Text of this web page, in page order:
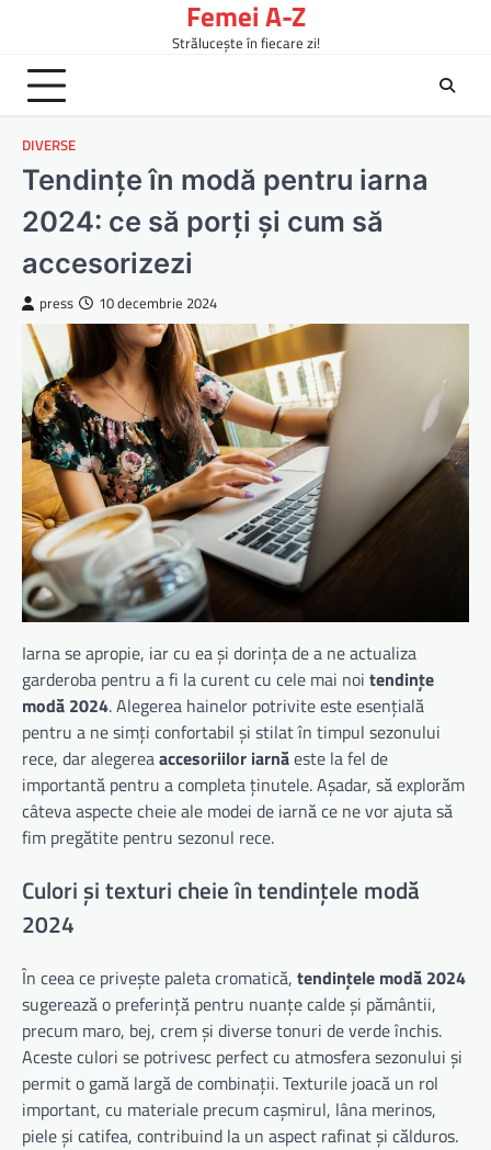
content
Femei A-Z
Strălucește în fiecare zi!
DIVERSE
Tendințe în modă pentru iarna
2024: ce să porți și cum să
accesorizezi
press 10 decembrie 2024
Iarna se apropie, iar cu ea și dorința de a ne actualiza
garderoba pentru a fi la curent cu cele mai noi tendințe
modă 2024. Alegerea hainelor potrivite este esențială
pentru a ne simți confortabil și stilat în timpul sezonului
rece, dar alegereaaccesoriilor iarnăeste la fel de
importantă pentru a completa ținutele. Așadar, să explorăm
câteva aspecte cheie ale modei de iarnă ce ne vor ajuta să
fim pregătite pentru sezonul rece.
Culori și texturi cheie în tendințele modă
2024
În ceea ce privește paleta cromatică, tendințele modă 2024
sugerează o preferință pentru nuanțe calde și pământii,
precum maro, bej, crem și diverse tonuri de verde închis.
Aceste culori se potrivesc perfect cu atmosfera sezonului și
permit o gamă largă de combinații. Texturile joacă un rol
important, cu materiale precum cașmirul, lâna merinos,
piele și catifea, contribuind la un aspect rafinat și călduros.